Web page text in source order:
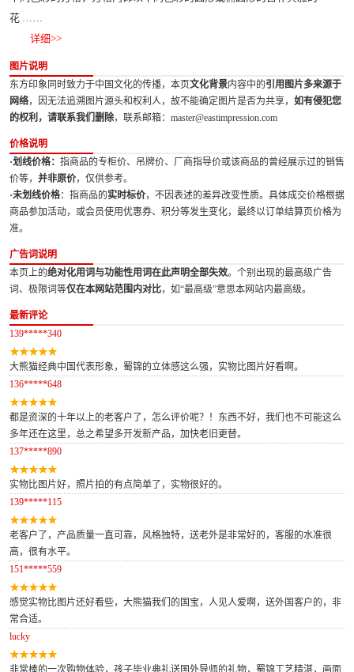
花 ……
详细>>
图片说明
东方印象同时致力于中国文化的传播，本页文化背景内容中的引用图片多来源于
网络，因无法追溯图片源头和权利人，故不能确定图片是否为共享， 如有侵犯您
的权利，请联系我们删除，联系邮箱：master@eastimpression.com
价格说明
·划线价格： 指商品的专柜价、吊牌价、厂商指导价或该商品的曾经展示过的销售
价等， 并非原价，仅供参考。
·未划线价格：指商品的实时标价，不因表述的差异改变性质。具体成交价格根据
商品参加活动，或会员使用优惠券、积分等发生变化，最终以订单结算页价格为
准。
广告词说明
本页上的绝对化用词与功能性用词在此声明全部失效。个别出现的最高级广告
词、极限词等仅在本网站范围内对比，如“最高级”意思本网站内最高级。
最新评论
139*****340
大熊猫经典中国代表形象，蜀锦的立体感这么强，实物比图片好看啊。
136*****648
都是资深的十年以上的老客户了，怎么评价呢？！东西不好，我们也不可能这么
多年还在这里，总之希望多开发新产品，加快老旧更替。
137*****890
实物比图片好，照片拍的有点简单了，实物很好的。
139*****115
老客户了，产品质量一直可靠，风格独特，送老外是非常好的，客服的水准很
高，很有水平。
151*****559
感觉实物比图片还好看些，大熊猫我们的国宝，人见人爱啊，送外国客户的，非
常合适。
lucky
非常棒的一次购物体验，孩子毕业典礼送国外导师的礼物，蜀锦工艺精湛，画面